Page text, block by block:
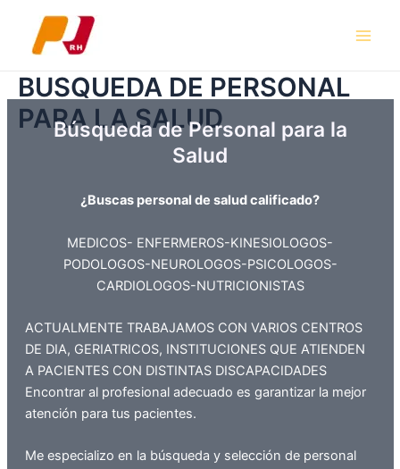
contenido
BUSQUEDA DE PERSONAL
PARA LA SALUD
Búsqueda de Personal para la
Salud
¿Buscas personal de salud calificado?
MEDICOS- ENFERMEROS-KINESIOLOGOS-
PODOLOGOS-NEUROLOGOS-PSICOLOGOS-
CARDIOLOGOS-NUTRICIONISTAS
ACTUALMENTE TRABAJAMOS CON VARIOS CENTROS
DE DIA, GERIATRICOS, INSTITUCIONES QUE ATIENDEN
A PACIENTES CON DISTINTAS DISCAPACIDADES
Encontrar al profesional adecuado es garantizar la mejor
atención para tus pacientes.
Me especializo en la búsqueda y selección de personal